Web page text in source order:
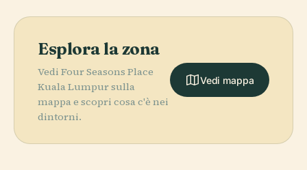
Esplora la zona
Vedi Four Seasons Place
Kuala Lumpur sulla
mappa e scopri cosa c'è nei
dintorni.
Vedi mappa